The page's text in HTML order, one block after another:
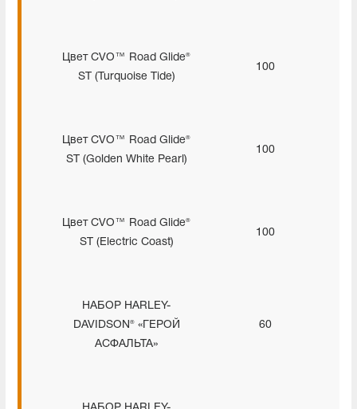
Цвет CVO™ Road Glide®
ST (Turquoise Tide)
100
Цвет CVO™ Road Glide®
ST (Golden White Pearl)
100
Цвет CVO™ Road Glide®
ST (Electric Coast)
100
НАБОР HARLEY-
DAVIDSON® «ГЕРОЙ
АСФАЛЬТА»
60